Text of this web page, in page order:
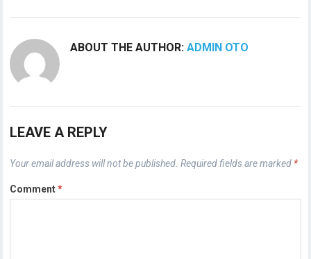
ABOUT THE AUTHOR:ADMIN OTO
LEAVE A REPLY
Your email address will not be published. Required fields are marked *
Comment*